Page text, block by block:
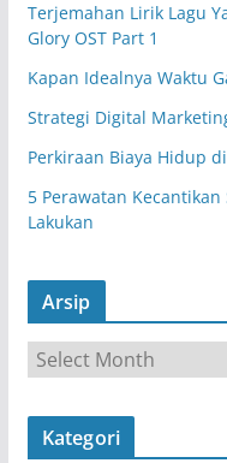
Terjemahan Lirik Lagu
Glory OST Part 1
Kapan Idealnya Waktu
Strategi Digital
Perkiraan Biaya Hidup
5 Perawatan
Lakukan
Arsip
s
Kategori